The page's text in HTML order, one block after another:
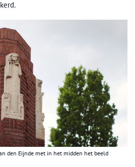
den Eijnde met in het midden het beeld